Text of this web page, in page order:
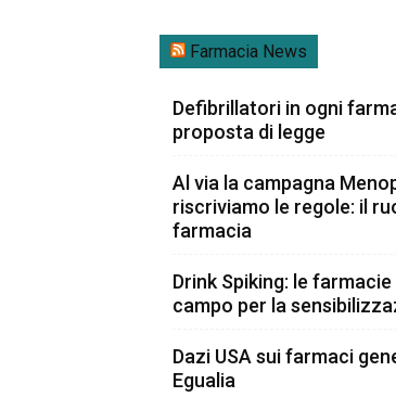
Farmacia News
Defibrillatori in ogni
proposta di legge
Al via la campagna
riscriviamo le regole: il
farmacia
Drink Spiking: le
campo per la
Dazi USA sui farmaci
Egualia